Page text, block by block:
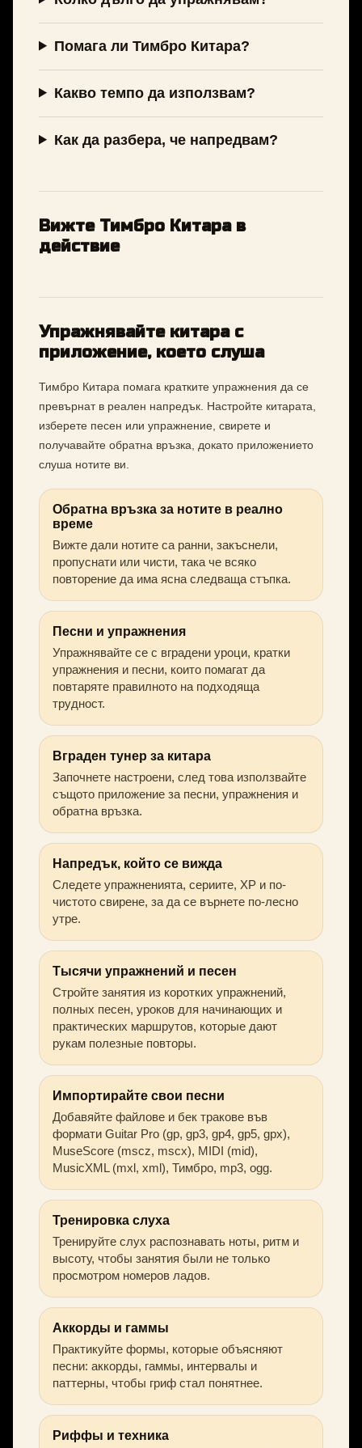
Помага ли Тимбро Китара?
Какво темпо да използвам?
Как да разбера, че напредвам?
Вижте Тимбро Китара в
действие
Упражнявайте китара с
приложение, което слуша
Тимбро Китара помага кратките упражнения да се
превърнат в реален напредък. Настройте китарата,
изберете песен или упражнение, свирете и
получавайте обратна връзка, докато приложението
слуша нотите ви.
Обратна връзка за нотите в реално
време
Вижте дали нотите са ранни, закъснели,
пропуснати или чисти, така че всяко
повторение да има ясна следваща стъпка.
Песни и упражнения
Упражнявайте се с вградени уроци, кратки
упражнения и песни, които помагат да
повтаряте правилното на подходяща
трудност.
Вграден тунер за китара
Започнете настроени, след това използвайте
същото приложение за песни, упражнения и
обратна връзка.
Напредък, който се вижда
Следете упражненията, сериите, XP и по-
чистото свирене, за да се върнете по-лесно
утре.
Тысячи упражнений и песен
Стройте занятия из коротких упражнений,
полных песен, уроков для начинающих и
практических маршрутов, которые дают
рукам полезные повторы.
Импортирайте свои песни
Добавяйте файлове и бек тракове във
формати Guitar Pro (gp, gp3, gp4, gp5, gpx),
MuseScore (mscz, mscx), MIDI (mid),
MusicXML (mxl, xml), Тимбро, mp3, ogg.
Тренировка слуха
Тренируйте слух распознавать ноты, ритм и
высоту, чтобы занятия были не только
просмотром номеров ладов.
Аккорды и гаммы
Практикуйте формы, которые объясняют
песни: аккорды, гаммы, интервалы и
паттерны, чтобы гриф стал понятнее.
Риффы и техника